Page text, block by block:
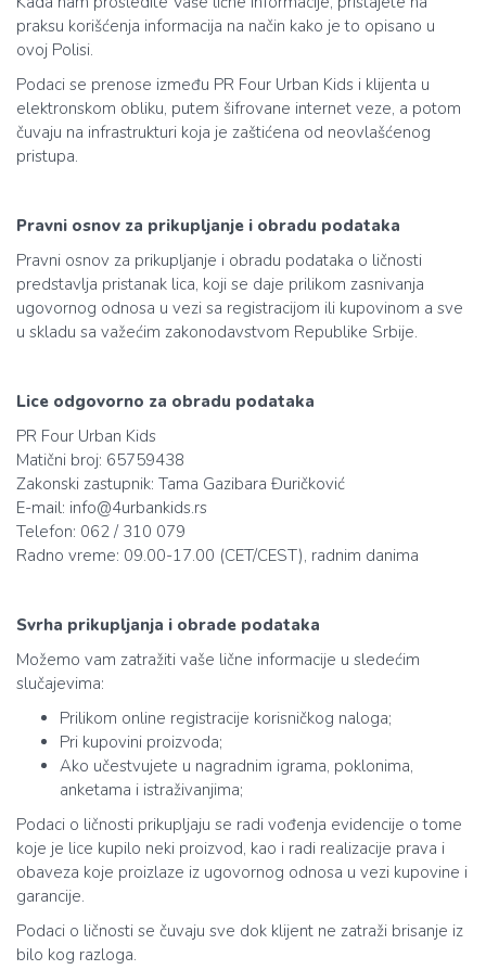
praksu korišćenja informacija na način kako je to opisano u
ovoj Polisi.
Podaci se prenose između PR Four Urban Kids i klijenta u
elektronskom obliku, putem šifrovane internet veze, a potom
čuvaju na infrastrukturi koja je zaštićena od neovlašćenog
pristupa.
Pravni osnov za prikupljanje i obradu podataka
Pravni osnov za prikupljanje i obradu podataka o ličnosti
predstavlja pristanak lica, koji se daje prilikom zasnivanja
ugovornog odnosa u vezi sa registracijom ili kupovinom a sve
u skladu sa važećim zakonodavstvom Republike Srbije.
Lice odgovorno za obradu podataka
PR Four Urban Kids
Matični broj: 65759438
Zakonski zastupnik: Tama Gazibara Đuričković
E-mail: info@4urbankids.rs
Telefon: 062 / 310 079
Radno vreme: 09.00-17.00 (CET/CEST), radnim danima
Svrha prikupljanja i obrade podataka
Možemo vam zatražiti vaše lične informacije u sledećim
slučajevima:
Prilikom online registracije korisničkog naloga;
Pri kupovini proizvoda;
Ako učestvujete u nagradnim igrama, poklonima,
anketama i istraživanjima;
Podaci o ličnosti prikupljaju se radi vođenja evidencije o tome
koje je lice kupilo neki proizvod, kao i radi realizacije prava i
obaveza koje proizlaze iz ugovornog odnosa u vezi kupovine i
garancije.
Podaci o ličnosti se čuvaju sve dok klijent ne zatraži brisanje iz
bilo kog razloga.